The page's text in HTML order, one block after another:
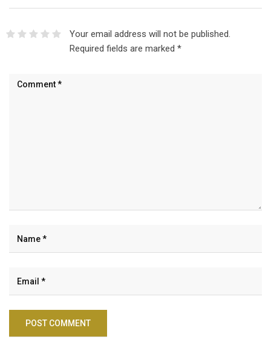
Your email address will not be published.
Required fields are marked *